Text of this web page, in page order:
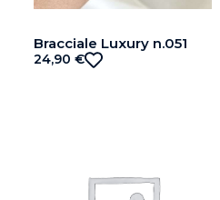
Bracciale Luxury n.051
24,90 €